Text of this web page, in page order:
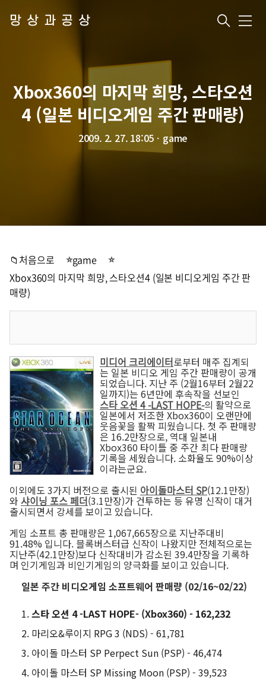
망상과공상 메
Xbox360의 마지막 희망, 스타오션
4 (일본 비디오게임 주간 판매량)
2009. 2. 27. 18:05 ㆍ game
📁처음으로
game
Xbox360의 마지막 희망, 스타오션4 (일본 비디오게임 주간 판
매량)
미디어 크리에이터로부터 매주 집계되
는 일본 비디오 게임 주간 판매량이 공개
되었습니다. 지난 주 (2월16부터 2월22
일까지)는 6년만에 후속작을 선보인
스타 오션 4 -LAST HOPE-의 활약으로
일본에서 저조한 Xbox360이 오랜만에
웃음꽃을 활짝 피웠습니다. 첫 주 판매량
은 16.2만장으로, 역대 일본내
Xbox360 타이틀 중 주간 최다 판매량
기록을 세웠습니다. 소화율도 90%이상
이라는군요.
이외에도 3가지 버전으로 출시된 아이돌마스터 SP(12.1만장)
와 샤이닝 포스 페더(3.1만장)가 건투하는 등 유명 신작이 대거
출시되면서 강세를 보이고 있습니다.
게임 소프트 총 판매량은 1,067,665장으로 지난주대비
91.48% 입니다. 블록버스터급 신작이 나왔지만 전체적으로는
지난주(42.1만장)보다 신작대비가 감소된 39.4만장을 기록하
며 인기게임과 비인기게임의 양극화를 보이고 있습니다.
일본 주간 비디오게임 소프트웨어 판매량 (02/16~02/22)
스타 오션 4 -LAST HOPE- (Xbox360) - 162,232
마리오&루이지 RPG 3 (NDS) - 61,781
아이돌 마스터 SP Perpect Sun (PSP) - 46,474
아이돌 마스터 SP Missing Moon (PSP) - 39,523